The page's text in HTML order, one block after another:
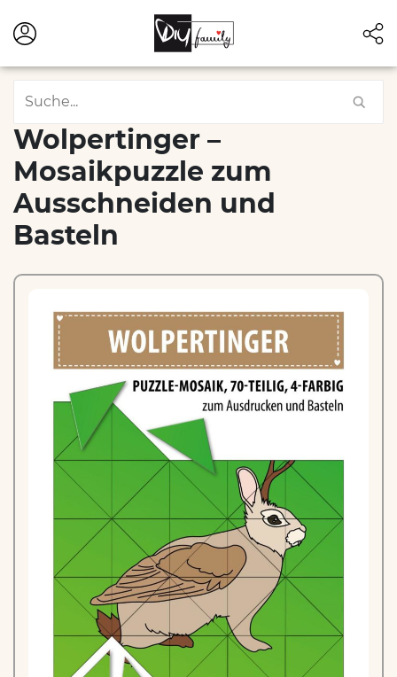
Wolpertinger –
Mosaikpuzzle zum
Ausschneiden und
Basteln